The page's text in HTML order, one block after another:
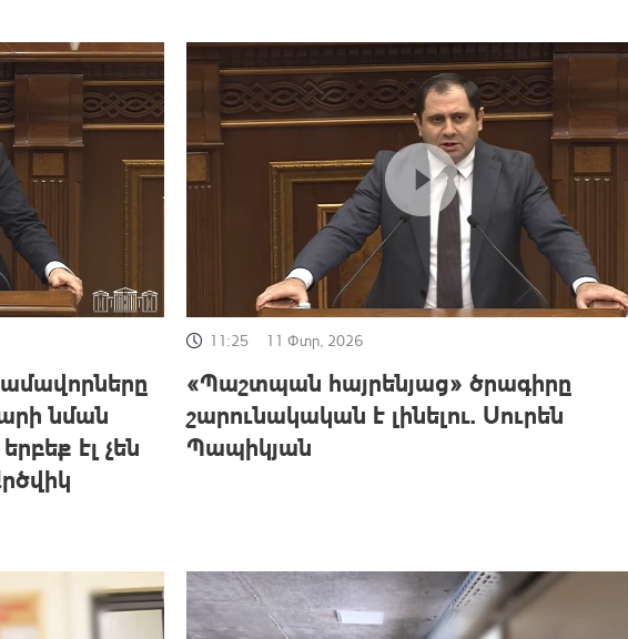
նման
էլ չեն
11:25 11 Փտր, 2026
«Պաշտպան հայրենյաց» ծրագիրը
շարունակական է լինելու. Սուրեն
Պապիկյան